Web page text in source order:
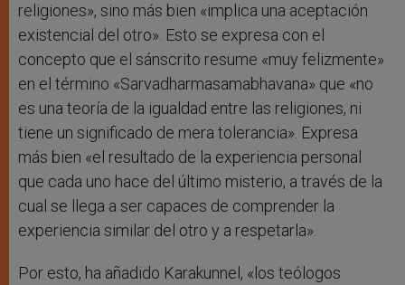
religiones», sino más bien «implica una aceptación
existencial del otro». Esto se expresa con el
concepto que el sánscrito resume «muy felizmente»
en el término «Sarvadharmasamabhavana» que «no
es una teoría de la igualdad entre las religiones, ni
tiene un significado de mera tolerancia». Expresa
más bien «el resultado de la experiencia personal
que cada uno hace del último misterio, a través de la
cual se llega a ser capaces de comprender la
experiencia similar del otro y a respetarla».
Por esto, ha añadido Karakunnel, «los teólogos